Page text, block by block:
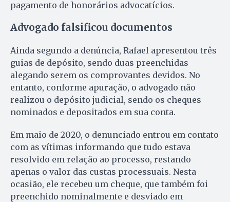
pagamento de honorários advocatícios.
Advogado falsificou documentos
Ainda segundo a denúncia, Rafael apresentou três
guias de depósito, sendo duas preenchidas
alegando serem os comprovantes devidos. No
entanto, conforme apuração, o advogado não
realizou o depósito judicial, sendo os cheques
nominados e depositados em sua conta.
Em maio de 2020, o denunciado entrou em contato
com as vítimas informando que tudo estava
resolvido em relação ao processo, restando
apenas o valor das custas processuais. Nesta
ocasião, ele recebeu um cheque, que também foi
preenchido nominalmente e desviado em